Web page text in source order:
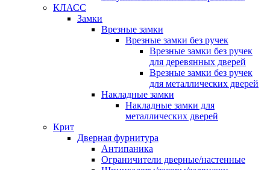
КЛАСС
Замки
Врезные замки
Врезные замки без ручек
Врезные замки без ручек
для деревянных дверей
Врезные замки без ручек
для металлических дверей
Накладные замки
Накладные замки для
металлических дверей
Крит
Дверная фурнитура
Антипаника
Ограничители дверные/настенные